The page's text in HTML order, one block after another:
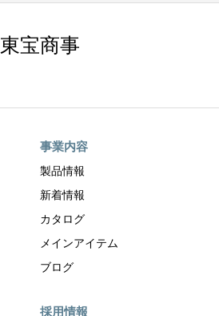
東宝商事
事業内容
製品情報
新着情報
カタログ
メインアイテム
ブログ
採用情報